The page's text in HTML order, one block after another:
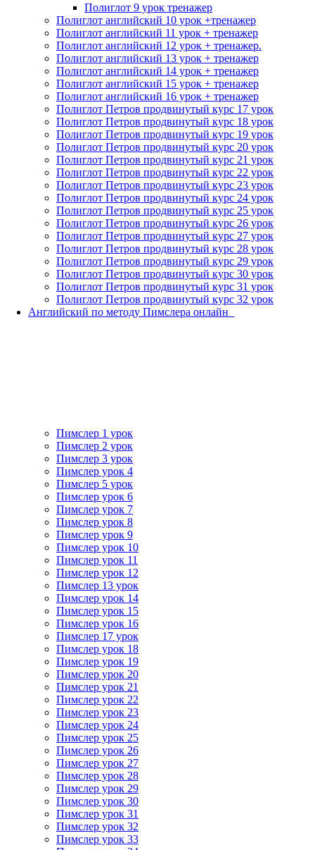
Полиглот 9 урок тренажер
Полиглот английский 10 урок +тренажер
Полиглот английский 11 урок + тренажер
Полиглот английский 12 урок + тренажер.
Полиглот английский 13 урок + тренажер
Полиглот английский 14 урок + тренажер
Полиглот английский 15 урок + тренажер
Полиглот английский 16 урок + тренажер
Полиглот Петров продвинутый курс 17 урок
Полиглот Петров продвинутый курс 18 урок
Полиглот Петров продвинутый курс 19 урок
Полиглот Петров продвинутый курс 20 урок
Полиглот Петров продвинутый курс 21 урок
Полиглот Петров продвинутый курс 22 урок
Полиглот Петров продвинутый курс 23 урок
Полиглот Петров продвинутый курс 24 урок
Полиглот Петров продвинутый курс 25 урок
Полиглот Петров продвинутый курс 26 урок
Полиглот Петров продвинутый курс 27 урок
Полиглот Петров продвинутый курс 28 урок
Полиглот Петров продвинутый курс 29 урок
Полиглот Петров продвинутый курс 30 урок
Полиглот Петров продвинутый курс 31 урок
Полиглот Петров продвинутый курс 32 урок
Английский по методу Пимслера онлайн_
Пимслер 1 урок
Пимслер 2 урок
Пимслер 3 урок
Пимслер урок 4
Пимслер 5 урок
Пимслер урок 6
Пимслер урок 7
Пимслер урок 8
Пимслер урок 9
Пимслер урок 10
Пимслер урок 11
Пимслер урок 12
Пимслер 13 урок
Пимслер урок 14
Пимслер урок 15
Пимслер урок 16
Пимслер 17 урок
Пимслер урок 18
Пимслер урок 19
Пимслер урок 20
Пимслер урок 21
Пимслер урок 22
Пимслер урок 23
Пимслер урок 24
Пимслер урок 25
Пимслер урок 26
Пимслер урок 27
Пимслер урок 28
Пимслер урок 29
Пимслер урок 30
Пимслер урок 31
Пимслер урок 32
Пимслер урок 33